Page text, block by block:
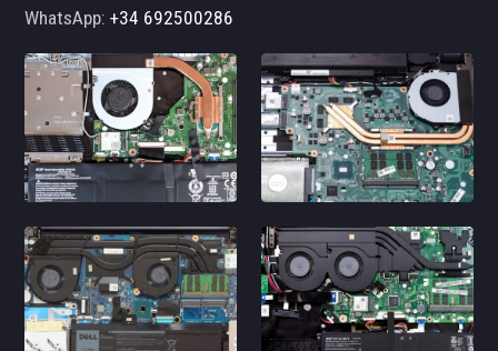
WhatsApp:+34 692500286